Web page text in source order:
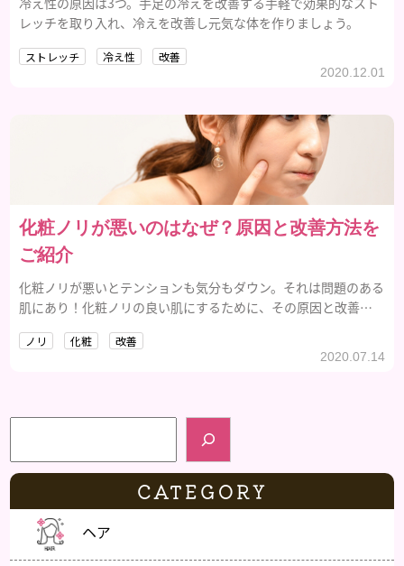
レッチを取り入れ、冷えを改善し元気な体を作りましょう。
ストレッチ 冷え性 改善
2020.12.01
化粧ノリが悪いのはなぜ？原因と改善方法を
ご紹介
化粧ノリが悪いとテンションも気分もダウン。それは問題のある
肌にあり！化粧ノリの良い肌にするために、その原因と改善方
ノリ 化粧 改善
2020.07.14
検索
CATEGORY
ヘア